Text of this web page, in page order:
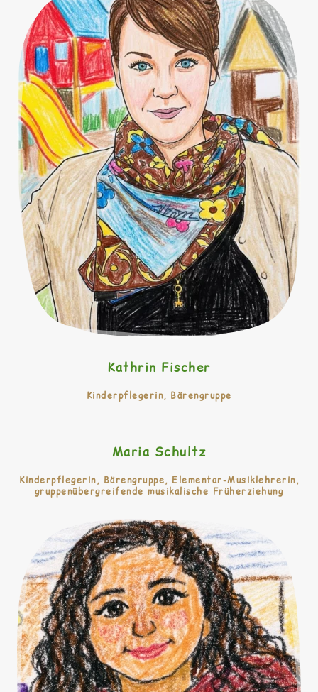
Kathrin Fischer
Kinderpflegerin, Bärengruppe
Maria Schultz
Kinderpflegerin, Bärengruppe, Elementar-Musiklehrerin,
gruppenübergreifende musikalische Früherziehung